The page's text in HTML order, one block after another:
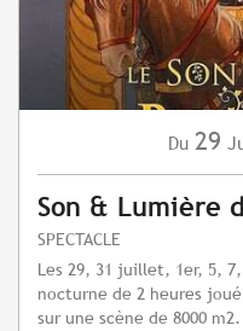
Du 29
Son & Lumière
SPECTACLE
Les 29, 31 juillet, 1er, 5,
nocturne de 2 heures
sur une scène de 8000